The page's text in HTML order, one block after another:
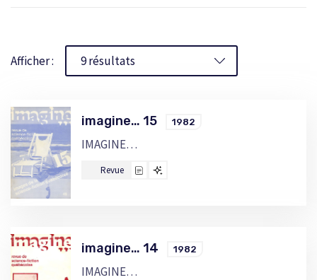
Afficher :
imagine… 15 1982
IMAGINE…
Revue
imagine… 14 1982
IMAGINE…